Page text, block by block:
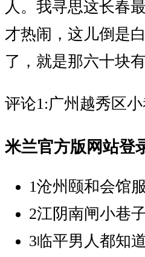
人。我寻思这长春
才热闹，这儿倒是
了，就是那六十块
评论1:广州越秀区
米兰官方版网站登
1沧州颐和会馆
2江阴南闸小巷
3临平男人都知